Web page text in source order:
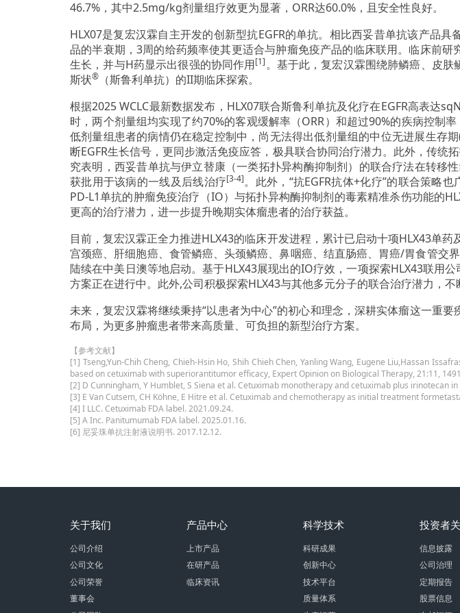
46.7%，其中2.5mg/kg剂量组疗效更为显著，ORR达60.0%，且安全性良好。
HLX07是复宏汉霖自主开发的创新型抗EGFR的单抗。相比西妥昔单抗该产品
品的半衰期，3周的给药频率使其更适合与肿瘤免疫产品的临床联用。临床前
生长，并与H药显示出很强的协同作用[1]。基于此，复宏汉霖围绕肺鳞癌、皮
斯状® （斯鲁利单抗）的II期临床探索。
根据2025 WCLC最新数据发布，HLX07联合斯鲁利单抗及化疗在EGFR高表达
时，两个剂量组均实现了约70%的客观缓解率（ORR）和超过90%的疾病控制
低剂量组患者的病情仍在稳定控制中，尚无法得出低剂量组的中位无进展生存
断EGFR生长信号，更同步激活免疫应答，极具联合协同治疗潜力。此外，传
究表明，西妥昔单抗与伊立替康（一类拓扑异构酶抑制剂）的联合疗法在转移
获批用于该病的一线及后线治疗[3-4]。此外，“抗EGFR抗体+化疗”的联合策略
PD-L1单抗的肿瘤免疫治疗（IO）与拓扑异构酶抑制剂的毒素精准杀伤功能的
更高的治疗潜力，进一步提升晚期实体瘤患者的治疗获益。
目前，复宏汉霖正全力推进HLX43的临床开发进程，累计已启动十项HLX43单
宫颈癌、肝细胞癌、食管鳞癌、头颈鳞癌、鼻咽癌、结直肠癌、胃癌/胃食管交
陆续在中美日澳等地启动。基于HLX43展现出的IO疗效，一项探索HLX43联用
方案正在进行中。此外,公司积极探索HLX43与其他多元分子的联合治疗潜力，不
未来，复宏汉霖将继续秉持“以患者为中心”的初心和理念，深耕实体瘤这一重
布局，为更多肿瘤患者带来高质量、可负担的新型治疗方案。
【参考文献】
[1] Tseng,Yun-Chih Cheng, Chieh-Hsin Ho, Shih Chieh Chen, Yanling Wang, Eugene Liu,Hassan
based on cetuximab with superiorantitumor efficacy, Expert Opinion on Biological Therapy, 21:11,
[2] D Cunningham, Y Humblet, S Siena et al. Cetuximab monotherapy and cetuximab plus irinotecan
[3] E Van Cutsem, CH Köhne, E Hitre et al. Cetuximab and chemotherapy as initial treatment
[4] I LLC. Cetuximab FDA label. 2021.09.24.
[5] A Inc. Panitumumab FDA label. 2025.01.16.
[6] 尼妥珠单抗注射液说明书. 2017.12.12.
关于我们
公司介绍
公司文化
公司荣誉
董事会
产品中心
上市产品
在研产品
临床资讯
科学技术
科研成果
创新中心
技术平台
质量体系
投资者
信息披露
公司治理
定期报告
股票信息